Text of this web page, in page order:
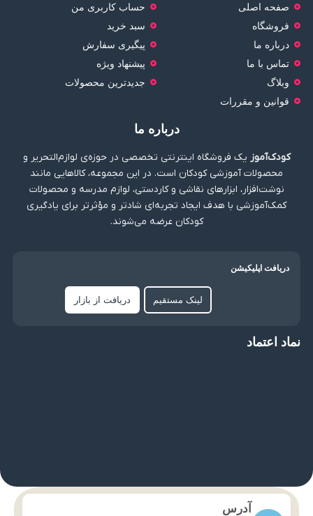
صفحه اصلی
فروشگاه
درباره ما
تماس با ما
وبلاگ
قوانین و مقررات
حساب کاربری من
سبد خرید
پیگیری سفارش
پیشنهاد ویژه
جدیدترین محصولات
درباره ما
کودک‌آموز یک فروشگاه اینترنتی تخصصی در حوزه‌ی لوازم‌التحریر و
محصولات آموزشی کودکان است. در این مجموعه، کالاهایی مانند
نوشت‌افزار، ابزارهای نقاشی و کاردستی، لوازم مدرسه و محصولات
کمک‌آموزشی با هدف ایجاد تجربه‌ای شادتر و مؤثرتر برای یادگیری
کودکان عرضه می‌شوند.
دریافت اپلیکیشن
لینک مستقیم دریافت از بازار
نماد اعتماد
آدرس